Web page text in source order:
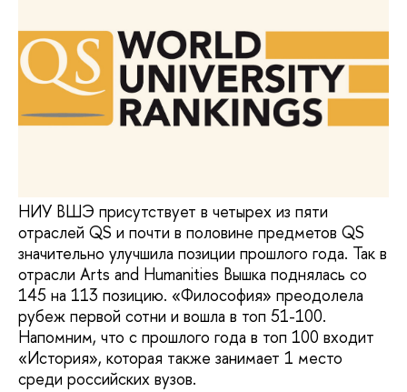
НИУ ВШЭ присутствует в четырех из пяти
отраслей QS и почти в половине предметов QS
значительно улучшила позиции прошлого года. Так в
отрасли Arts and Humanities Вышка поднялась со
145 на 113 позицию. «Философия» преодолела
рубеж первой сотни и вошла в топ 51-100.
Напомним, что с прошлого года в топ 100 входит
«История», которая также занимает 1 место
среди российских вузов.